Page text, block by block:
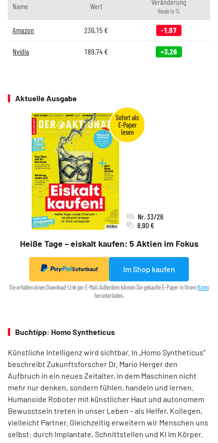
Name Wert
Heute in %
Amazon 236,15 € -1,97
Nvidia 189,74 € +3,26
Aktuelle Ausgabe
Heiße Tage – eiskalt kaufen: 5 Aktien im Fokus
Nr. 33/26
8,90 €
Sofortkauf Im Shop kaufen
Sie erhalten einen Download-Link per E-Mail. Außerdem können Sie gekaufte E-Paper in IhremKonto
herunterladen.
Buchtipp: Homo Syntheticus
Künstliche Intelligenz wird sichtbar. In „Homo Syntheticus“
beschreibt Zukunftsforscher Dr. Mario Herger den
Aufbruch in ein neues Zeitalter, in dem Maschinen nicht
mehr nur denken, sondern fühlen, handeln und lernen.
Humanoide Roboter mit künstlicher Haut und autonomem
Bewusstsein treten in unser Leben – als Helfer, Kollegen,
vielleicht Partner. Gleichzeitig erweitern wir Menschen uns
selbst: durch Implantate, Schnittstellen und KI im Körper.